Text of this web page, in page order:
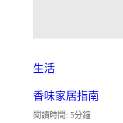
生活
香味家居指南
閱讀時間: 5分鐘